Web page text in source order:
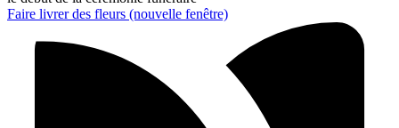
Faire livrer des fleurs (nouvelle fenêtre)